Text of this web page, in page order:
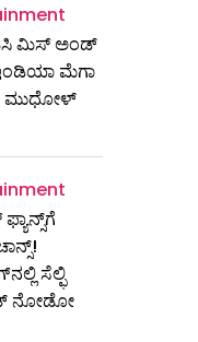
ಎಸಿ ಮಿಸ್ ಅಂಡ್
ಮೆಗಾ
ಮುಧೋಳ್
ಸೆಲ್ಫಿ
ನೋಡೋ